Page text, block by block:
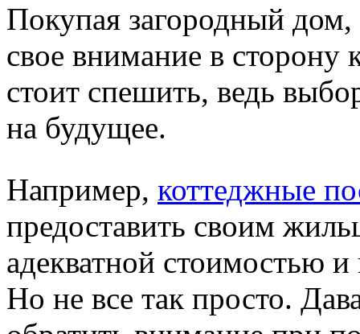
Покупая загородный
свое внимание в сторону
стоит спешить, ведь
на будущее.
Например, коттеджные
предоставить своим
адекватной стоимостью
Но не все так просто.